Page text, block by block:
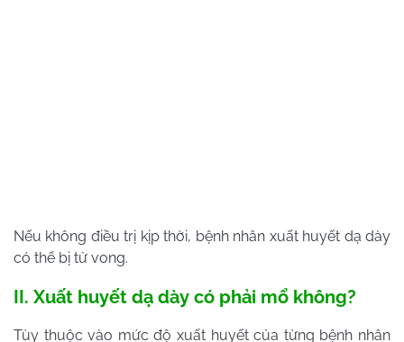
Nếu không điều trị kịp thời, bệnh nhân xuất huyết dạ dày
có thể bị tử vong.
II. Xuất huyết dạ dày có phải mổ không?
Tùy thuộc vào mức độ xuất huyết của từng bệnh nhân